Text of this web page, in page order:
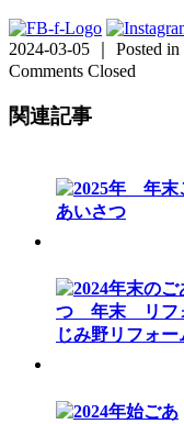
2024-03-05 ｜ Posted in
Comments Closed
関連記事